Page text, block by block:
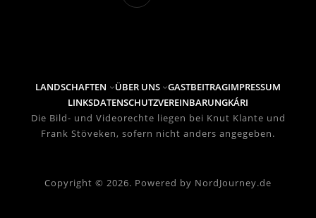
LANDSCHAFTEN ÜBER UNS GASTBEITRAGIMPRESSUM
LINKSDATENSCHUTZVEREINBARUNGKÁRI
Die Bild- und Videorechte liegen bei Knut Klante und
Frank Stöveken, sofern nicht anders angegeben.
Copyright © 2026. Powered by NordJourney.de